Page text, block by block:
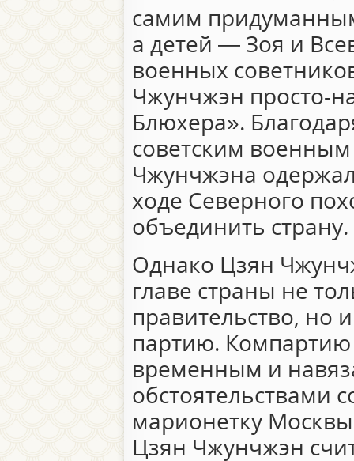
самим
а детей — Зоя и
военных
Чжунчжэн просто-
Блюхера».
советским
Чжунчжэна
ходе Северного
объединить страну.
Однако Цзян
главе страны не
правительство, но
партию. Компартию
временным и
обстоятельствами
марионетку
Цзян Чжунчжэн